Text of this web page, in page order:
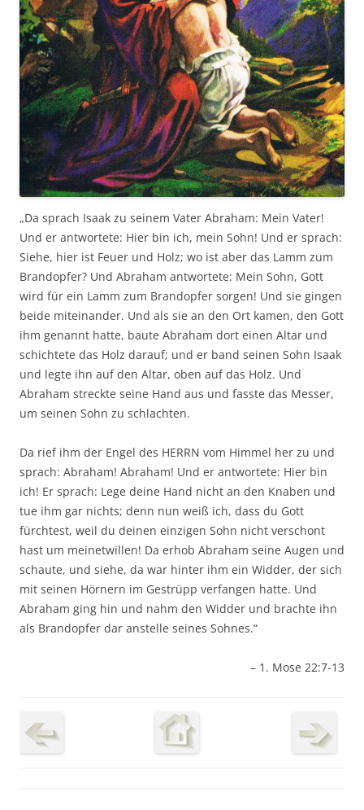
„Da sprach Isaak zu seinem Vater Abraham: Mein Vater!
Und er antwortete: Hier bin ich, mein Sohn! Und er sprach:
Siehe, hier ist Feuer und Holz; wo ist aber das Lamm zum
Brandopfer? Und Abraham antwortete: Mein Sohn, Gott
wird für ein Lamm zum Brandopfer sorgen! Und sie gingen
beide miteinander. Und als sie an den Ort kamen, den Gott
ihm genannt hatte, baute Abraham dort einen Altar und
schichtete das Holz darauf; und er band seinen Sohn Isaak
und legte ihn auf den Altar, oben auf das Holz. Und
Abraham streckte seine Hand aus und fasste das Messer,
um seinen Sohn zu schlachten.
Da rief ihm der Engel des HERRN vom Himmel her zu und
sprach: Abraham! Abraham! Und er antwortete: Hier bin
ich! Er sprach: Lege deine Hand nicht an den Knaben und
tue ihm gar nichts; denn nun weiß ich, dass du Gott
fürchtest, weil du deinen einzigen Sohn nicht verschont
hast um meinetwillen! Da erhob Abraham seine Augen und
schaute, und siehe, da war hinter ihm ein Widder, der sich
mit seinen Hörnern im Gestrüpp verfangen hatte. Und
Abraham ging hin und nahm den Widder und brachte ihn
als Brandopfer dar anstelle seines Sohnes.“
– 1. Mose 22:7-13